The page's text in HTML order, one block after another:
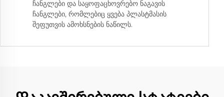
ჩანგლები და საყოფაცხოვრებო ნაგავის
ჩანგლები, რომლებიც ყვება პლასტმასის
შეფუთვის ამოხსნების ნაწილს.